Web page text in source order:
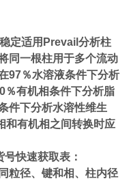
定适用Prevail分析柱
同一根柱用于多个流动
97％水溶液条件下分析
％有机相条件下分析脂
件下分析水溶性维生
和有机相之间转换时应
快速获取表：
粒径、键和相、柱内径